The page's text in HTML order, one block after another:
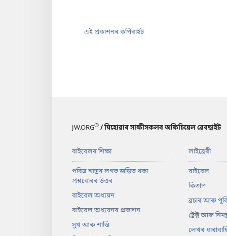
এই প্ৰকাশনৰ কপিৰাইট
JW.ORG® / যিহোৱাৰ সাক্ষীসকলৰ অফিচিয়েল ৱেবছাইট
বাইবেলৰ শিক্ষা
পবিত্ৰ শাস্ত্ৰৰ লগত জড়িত থকা
প্ৰশ্নবোৰৰ উত্তৰ
বাইবেল অধ্যয়ন
বাইবেল অধ্যয়নৰ প্ৰকাশন
সুখ আৰু শান্তি
লাইব্ৰেৰী
বাইবেল
কিতাপ
ব্ৰচাৰ আৰু
ট্ৰেক্ট আৰু
লেখৰ